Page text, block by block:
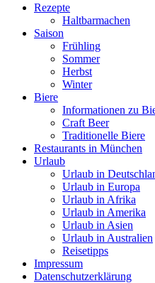
Rezepte
Haltbarmachen
Saison
Frühling
Sommer
Herbst
Winter
Biere
Informationen zu
Craft Beer
Traditionelle Biere
Restaurants in München
Urlaub
Urlaub in
Urlaub in Europa
Urlaub in Afrika
Urlaub in Amerika
Urlaub in Asien
Urlaub in Australien
Reisetipps
Impressum
Datenschutzerklärung